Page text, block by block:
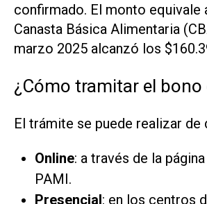
confirmado. El monto equivale
Canasta Básica Alimentaria
marzo 2025 alcanzó los
¿Cómo tramitar el bono
El trámite se puede realizar de
Online: a través de la
PAMI.
Presencial: en los centros